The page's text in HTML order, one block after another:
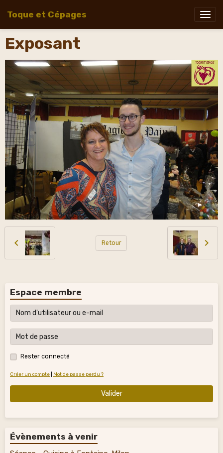
Toque et Cépages
Exposant
Retour
Espace membre
Rester connecté
Créer un compte Mot de passe perdu ?
Valider
Évènements à venir